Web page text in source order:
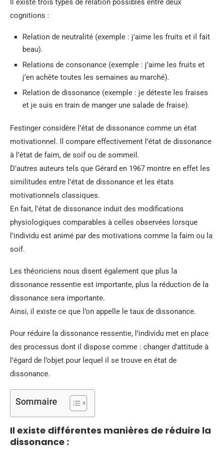
Il existe trois types de relation possibles entre deux
cognitions :
Relation de neutralité (exemple : j’aime les fruits et il fait
beau).
Relations de consonance (exemple : j’aime les fruits et
j’en achète toutes les semaines au marché).
Relation de dissonance (exemple : je déteste les fraises
et je suis en train de manger une salade de fraise).
Festinger considère l’état de dissonance comme un état
motivationnel. Il compare effectivement l’état de dissonance
à l’état de faim, de soif ou de sommeil.
D’autres auteurs tels que Gérard en 1967 montre en effet les
similitudes entre l’état de dissonance et les états
motivationnels classiques.
En fait, l’état de dissonance induit des modifications
physiologiques comparables à celles observées lorsque
l’individu est animé par des motivations comme la faim ou la
soif.
Les théoriciens nous disent également que plus la
dissonance ressentie est importante, plus la réduction de la
dissonance sera importante.
Ainsi, il existe ce que l’on appelle le taux de dissonance.
Pour réduire la dissonance ressentie, l’individu met en place
des processus dont il dispose comme : changer d’attitude à
l’égard de l’objet pour lequel il se trouve en état de
dissonance.
Sommaire
Il existe différentes manières de réduire la
dissonance :